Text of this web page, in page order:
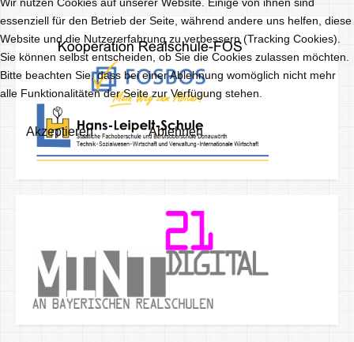
essenziell für den Betrieb der Seite, während andere uns helfen, diese
Website und die Nutzererfahrung zu verbessern (Tracking Cookies).
Sie können selbst entscheiden, ob Sie die Cookies zulassen möchten.
Bitte beachten Sie, dass bei einer Ablehnung womöglich nicht mehr
alle Funktionalitäten der Seite zur Verfügung stehen.
Akzeptieren Ablehnen